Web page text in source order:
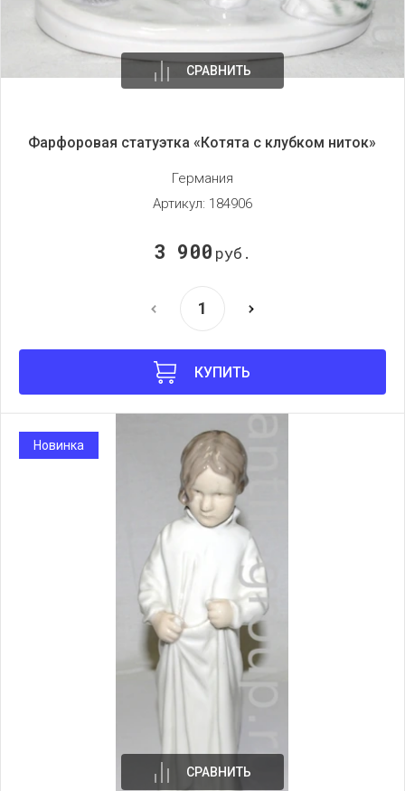
СРАВНИТЬ
Фарфоровая статуэтка «Котята с клубком ниток»
Германия
Артикул: 184906
3 900 руб.
КУПИТЬ
СРАВНИТЬ
Новинка